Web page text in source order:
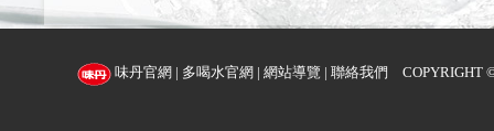
味丹官網 多喝水官網 網站導覽 聯絡我們 COPYRIGHT